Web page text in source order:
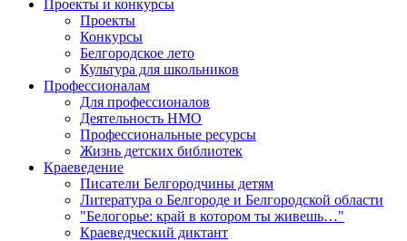
Проекты и конкурсы
Проекты
Конкурсы
Белгородское лето
Культура для школьников
Профессионалам
Для профессионалов
Деятельность НМО
Профессиональные ресурсы
Жизнь детских библиотек
Краеведение
Писатели Белгородчины детям
Литература о Белгороде и Белгородской области
"Белогорье: край в котором ты живешь…"
Краеведческий диктант